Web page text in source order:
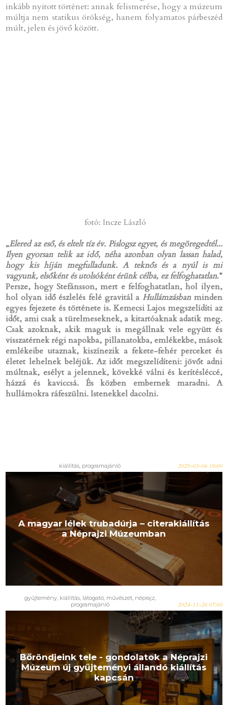
inkább nyitott történet: annak felismerése, hogy a múzeum
múltja nem statikus örökség, hanem folyamatos párbeszéd
múlt, jelen és jövő között.
fotó: Incze László
„Elered az eső, és eltelt tíz év. Pislogsz egyet, és megöregedtél...
Ilyen gyorsan telik az idő, néha azonban olyan lassan halad,
hogy kis híján megfulladunk. A teknős és a nyúl is mi
vagyunk, elsőként és utolsóként érünk célba, ez felfoghatatlan.”
Persze, hogy Stefánsson, mert e felfoghatatlan, hol ilyen,
hol olyan idő észlelés felé gravitál aHullámzásbanminden
egyes fejezete és története is. Kemecsi Lajos megszelídíti az
időt, ami csak a türelmeseknek, a kitartóaknak adatik meg.
Csak azoknak, akik maguk is megállnak vele együtt és
visszatérnek régi napokba, pillanatokba, emlékekbe, mások
emlékeibe utaznak, kiszínezik a fekete-fehér perceket és
életet lehelnek beléjük. Az időt megszelídíteni: jövőt adni
múltnak, esélyt a jelennek, kövekké válni és kerítésléccé,
házzá és kaviccsá. És közben embernek maradni. A
hullámokra ráfeszülni. Istenekkel dacolni.
kiállítás, programajánló 2025-03-06 19:00
A magyar lélek trubadúrja – citerakiállítás
a Néprajzi Múzeumban
gyűjtemény, kiállítás, látogató, művészet, néprajz,
programajánló
2024-11-26 07:00
Bőröndjeink tele - gondolatok a Néprajzi
Múzeum új gyűjteményi állandó kiállítás
kapcsán